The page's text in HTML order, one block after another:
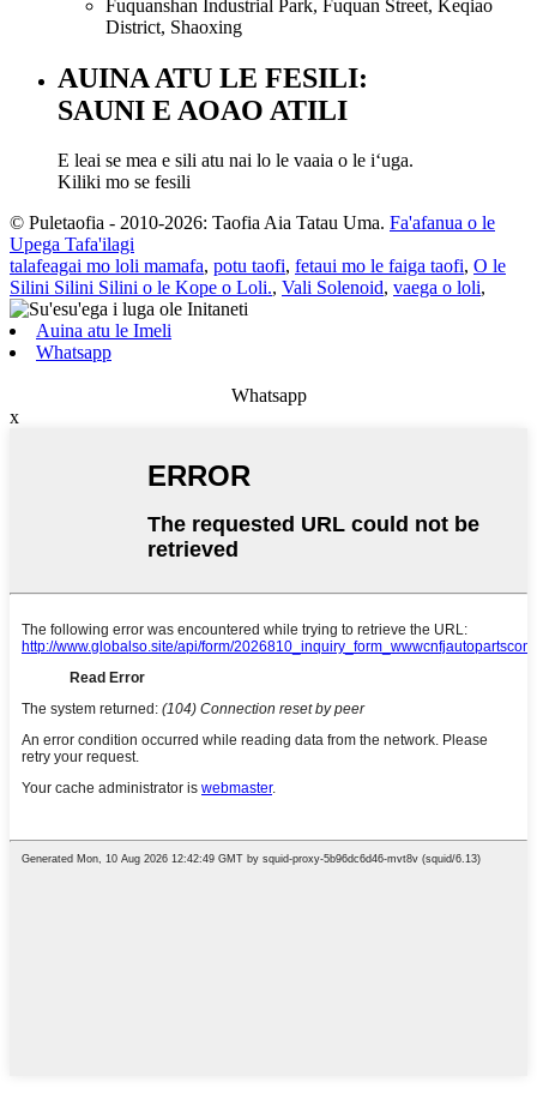
Fuquanshan Industrial Park, Fuquan Street, Keqiao
District, Shaoxing
AUINA ATU LE FESILI:
SAUNI E AOAO ATILI
E leai se mea e sili atu nai lo le vaaia o le iʻuga.
Kiliki mo se fesili
© Puletaofia - 2010-2026: Taofia Aia Tatau Uma. Fa'afanua o le
Upega Tafa'ilagi
talafeagai mo loli mamafa, potu taofi, fetaui mo le faiga taofi, O le
Silini Silini Silini o le Kope o Loli., Vali Solenoid, vaega o loli,
Auina atu le Imeli
Whatsapp
Whatsapp
x